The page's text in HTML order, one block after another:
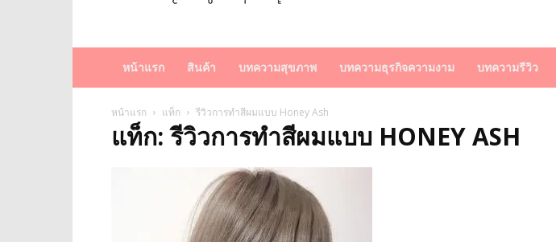
เรื่อง
ราว
ครีม
หน้า
ขาว
หน้าแรก สินค้า บทความสุขภาพ บทความธุรกิจความงาม บทความรีวิว
หน้าแรก แท็ก รีวิวการทำสีผมแบบ Honey Ash
แท็ก: รีวิวการทำสีผมแบบ HONEY ASH